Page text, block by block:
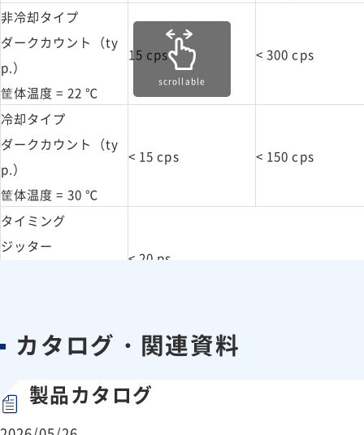
非冷却タイプ
ダークカウント（ty
p.）
筐体温度 = 22 ℃
15 cps < 300 cps
冷却タイプ
ダークカウント（ty
p.）
筐体温度 = 30 ℃
< 15 cps < 150 cps
タイミング
ジッター
< 20 ps
過大光
> 15 MHz
出力信号
50 mV、50Ω
出力信号極性
scrollable
カタログ・関連資料
製品カタログ